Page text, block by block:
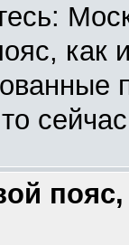
как